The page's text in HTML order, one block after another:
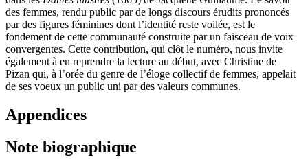
des femmes, rendu public par de longs discours érudits prononcés
par des figures féminines dont l’identité reste voilée, est le
fondement de cette communauté construite par un faisceau de voix
convergentes. Cette contribution, qui clôt le numéro, nous invite
également à en reprendre la lecture au début, avec Christine de
Pizan qui, à l’orée du genre de l’éloge collectif de femmes, appelait
de ses voeux un public uni par des valeurs communes.
Appendices
Note biographique